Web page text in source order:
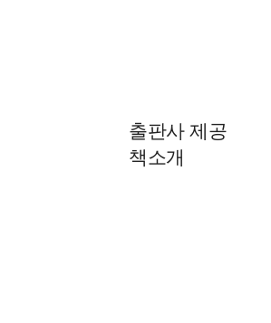
출판사 제공
책소개